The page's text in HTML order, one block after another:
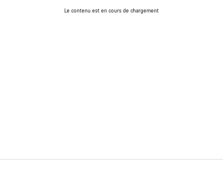
Le contenu est en cours de chargement